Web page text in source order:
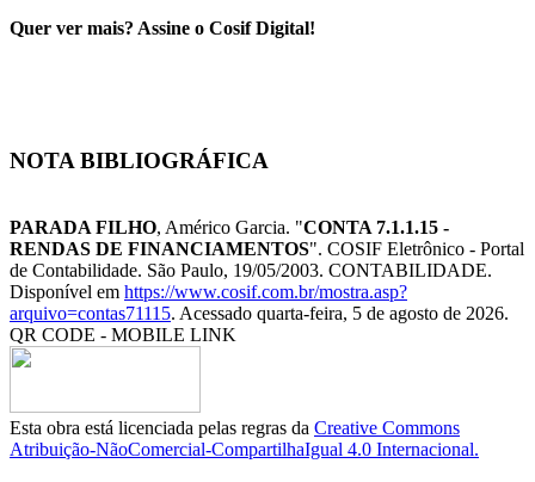
Quer ver mais? Assine o Cosif Digital!
NOTA BIBLIOGRÁFICA
PARADA FILHO, Américo Garcia. "CONTA 7.1.1.15 -
RENDAS DE FINANCIAMENTOS". COSIF Eletrônico - Portal
de Contabilidade. São Paulo, 19/05/2003. CONTABILIDADE.
Disponível em https://www.cosif.com.br/mostra.asp?
arquivo=contas71115. Acessado quarta-feira, 5 de agosto de 2026.
QR CODE - MOBILE LINK
Esta obra está licenciada pelas regras da Creative Commons
Atribuição-NãoComercial-CompartilhaIgual 4.0 Internacional.